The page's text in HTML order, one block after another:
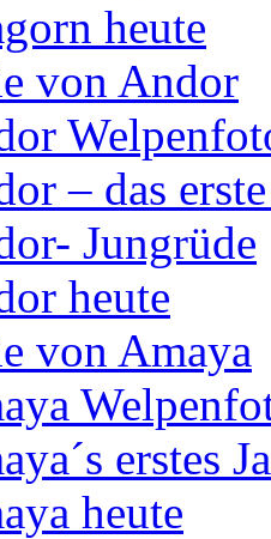
heute
von Andor
– das
Jungrüde
heute
von Amaya
erstes
heute